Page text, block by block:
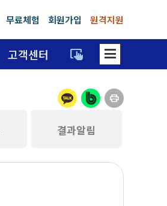
무료체험 회원가입 원격지원
고객센터 trackpad_input dehaze
print
결과알림